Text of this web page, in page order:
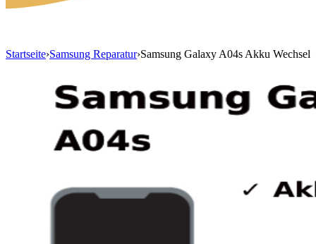
Startseite›Samsung Reparatur›Samsung Galaxy A04s Akku Wechsel